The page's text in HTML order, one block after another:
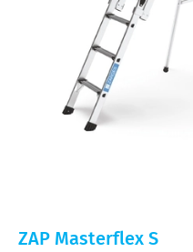
ZAP Masterflex S